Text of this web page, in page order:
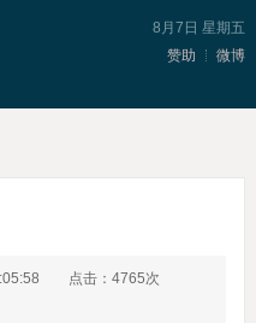
8月7日 星期五
赞助
微博
点击：4765次